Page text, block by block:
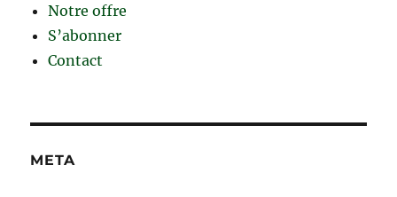
Notre offre
S’abonner
Contact
META